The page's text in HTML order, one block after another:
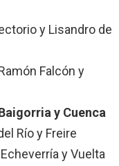
y Lisandro de
Falcón y
y Cuenca
Río y Freire
y Vuelta